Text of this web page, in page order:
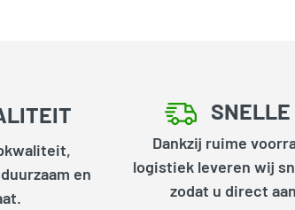
en
SNELLE
Dankzij ruime
logistiek leveren wij
zodat u direct